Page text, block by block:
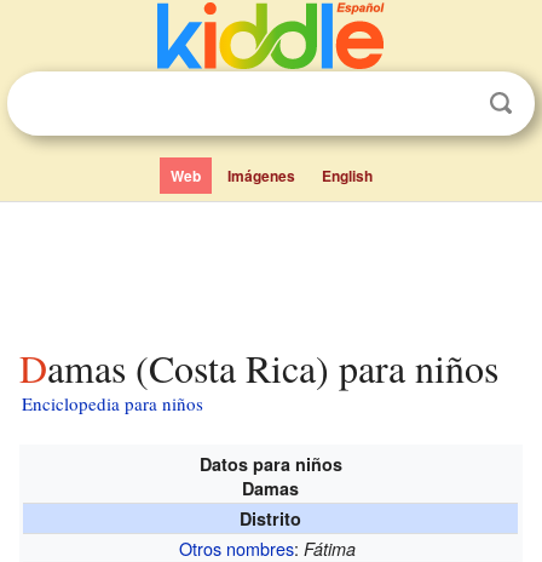
Web Imágenes English
Damas (Costa Rica) para niños
Enciclopedia para niños
Datos para niños
Damas
Distrito
Otros nombres: Fátima